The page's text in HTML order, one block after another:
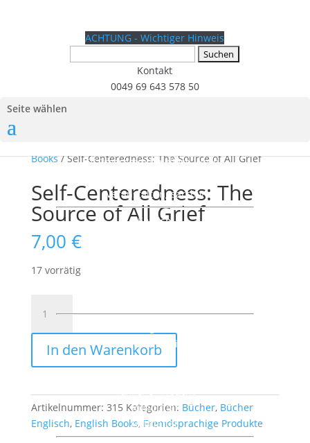
ACHTUNG - Wichtiger Hinweis
Kontakt
0049 69 643 578 50
TV Programm für diese Woche
Veranstaltungsarchiv
English
AWMI Audio
Lesen
Tägliche Andacht
Rundbrief
Faltblätter
Seite wählen
Books/ Self-Centeredness: The Source of All Grief
Self-Centeredness: The
Source of All Grief
7,00 €
17 vorrätig
Centeredness:
The
Source
of
Grief
Menge
In den Warenkorb
Artikelnummer: 315 Kategorien: Bücher, Bücher
Englisch, English Books, Fremdsprachige Produkte